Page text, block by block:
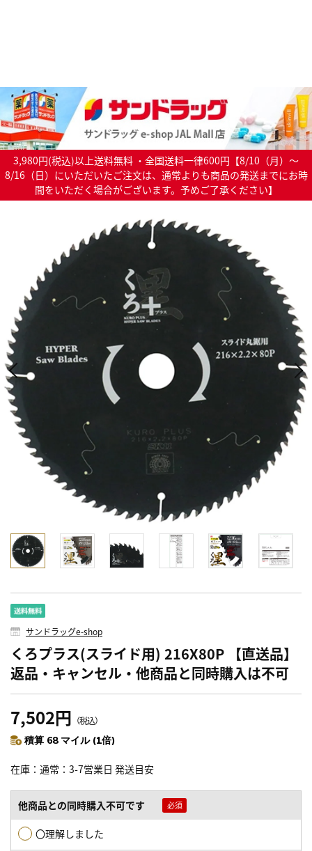
3,980円(税込)以上送料無料 ・全国送料一律600円【8/10（月）～
8/16（日）にいただいたご注文は、通常よりも商品の発送までにお時
間をいただく場合がございます。予めご了承ください】
サンドラッグe-shop
くろプラス(スライド用) 216X80P 【直送品】
返品・キャンセル・他商品と同時購入は不可
7,502円 （税込）
積算 68 マイル (1倍)
在庫 通常：3-7営業日 発送目安
他商品との同時購入不可です
〇理解しました